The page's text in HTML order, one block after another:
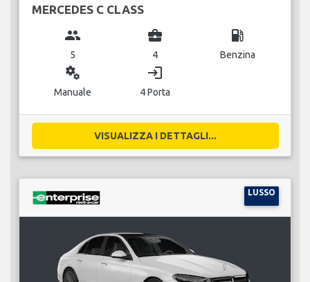
MERCEDES C CLASS
group
5
business_center
4
local_gas_station
Benzina
miscellaneous_services
Manuale
login
4 Porta
VISUALIZZA I DETTAGLI...
LUSSO